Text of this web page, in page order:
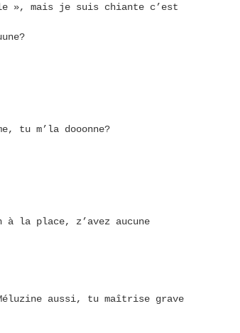
», mais je suis chiante c’est
tu m’la dooonne?
à la place, z’avez aucune
aussi, tu maîtrise grave